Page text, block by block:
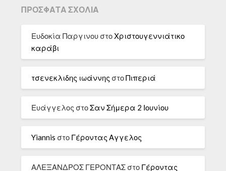
ΠΡΌΣΦΑΤΑ ΣΧΌΛΙΑ
Ευδοκία Παργινου στοΧριστουγεννιάτικο
καράβι
τσενεκλιδης ιωάννης στοΠιπεριά
Ευάγγελος στοΣαν Σήμερα 2 Ιουνίου
Yiannis στο Γέροντας Αγγελος
ΑΛΕΞΑΝΔΡΟΣ ΓΕΡΟΝΤΑΣ στο Γέροντας